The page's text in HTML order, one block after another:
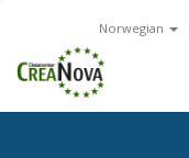
Norwegian